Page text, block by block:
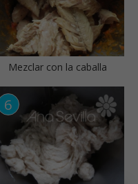
Mezclar con la caballa